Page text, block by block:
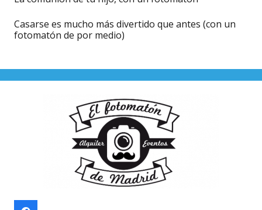
Casarse es mucho más divertido que antes (con un
fotomatón de por medio)